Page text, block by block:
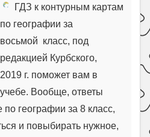
ГДЗ к контурным картам
по географии за
восьмой класс, под
редакцией Курбского,
2019 г. поможет вам в
учебе. Вообще, ответы
географии за 8 класс,
и повыбирать нужное,